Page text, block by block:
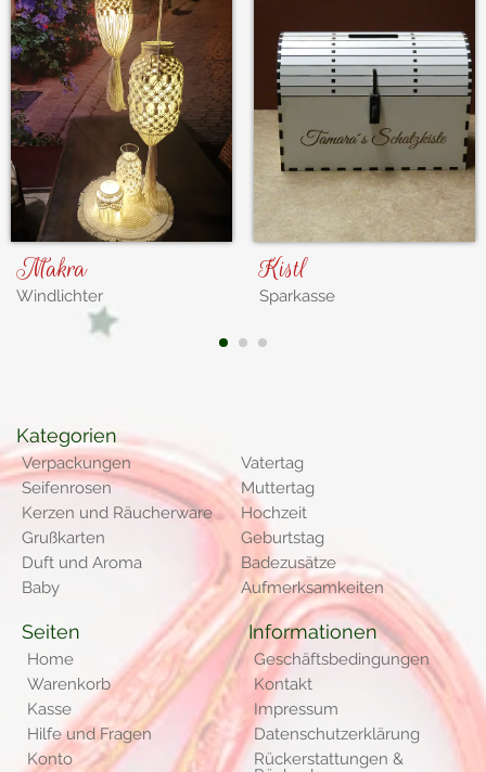
Makra
Windlichter
Kistl
Sparkasse
Kategorien
Verpackungen
Vatertag
Seifenrosen
Muttertag
Kerzen und Räucherware
Hochzeit
Grußkarten
Geburtstag
Duft und Aroma
Badezusätze
Baby
Aufmerksamkeiten
Seiten
Home
Warenkorb
Kasse
Hilfe und Fragen
Konto
Informationen
Geschäftsbedingungen
Kontakt
Impressum
Datenschutzerklärung
Rückerstattungen &